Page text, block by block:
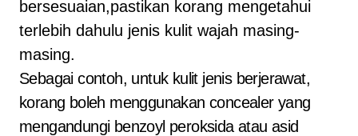
bersesuaian,pastikan korang mengetahui
terlebih dahulu jenis kulit wajah masing-
masing.
Sebagai contoh, untuk kulit jenis berjerawat,
korang boleh menggunakan concealer yang
mengandungi benzoyl peroksida atau asid